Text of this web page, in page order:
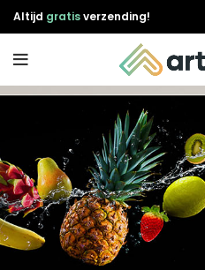
Altijd gratisverzending!